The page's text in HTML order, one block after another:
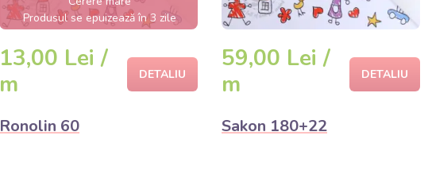
Produsul se epuizează în 3 zile
13,00 Lei /
m
DETALIU
Ronolin 60
59,00 Lei /
m
DETALIU
Sakon 180+22